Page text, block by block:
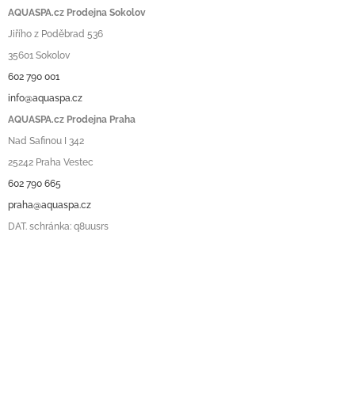
AQUASPA.cz Prodejna Sokolov
Jiřího z Poděbrad 536
35601 Sokolov
602 790 001
info@aquaspa.cz
AQUASPA.cz Prodejna Praha
Nad Safinou I 342
25242 Praha Vestec
602 790 665
praha@aquaspa.cz
DAT. schránka: q8uusrs